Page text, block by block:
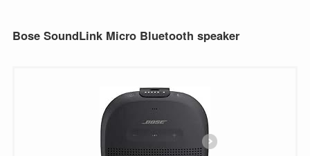
Bose SoundLink Micro Bluetooth speaker